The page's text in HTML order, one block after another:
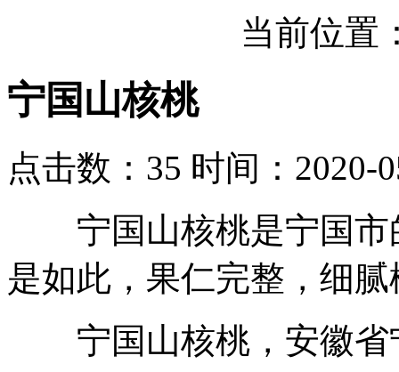
当前位置
宁国山核桃
点击数：35 时间：2020-
宁国山核桃是宁国市
是如此，果仁完整，细
宁国山核桃，安徽省